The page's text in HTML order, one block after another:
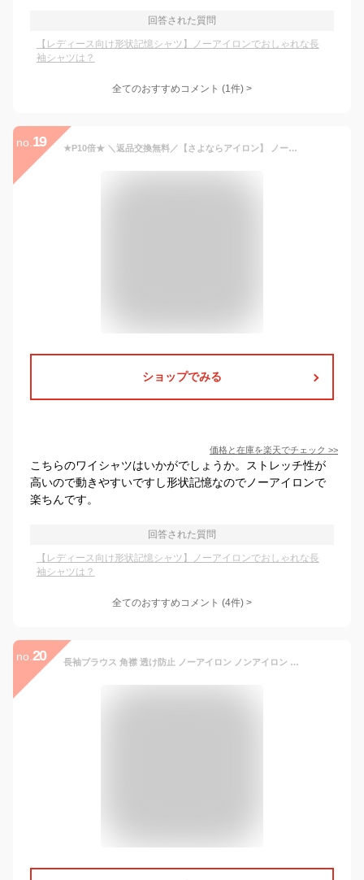
回答された質問
【レディース向け形状記憶シャツ】ノーアイロンでおしゃれな長
袖シャツは？
全てのおすすめコメント (1件) >
no. 19 ★P10倍★ ＼返品交換無料／【さよならアイロン】 ノーアイロン 白シャツ レディース ビジネス ストレッチ ニットシャツ 長袖 形態安定 形状記憶 ノンアイロン アイロン不要 ストライプ スーツ ホワイト 青 ブルー おしゃれ シワにならない ブラウス かわいい [M便 1/1]
ショップでみる
価格と在庫を楽天でチェック >>
こちらのワイシャツはいかがでしょうか。ストレッチ性が
高いので動きやすいですし形状記憶なのでノーアイロンで
楽ちんです。
回答された質問
【レディース向け形状記憶シャツ】ノーアイロンでおしゃれな長
袖シャツは？
全てのおすすめコメント (4件) >
no. 20 長袖ブラウス 角襟 透け防止 ノーアイロン ノンアイロン 吸水速乾 UVカット ストレッチ レディース 制服 ノーマル ワイシャツ シャツ 女性 綺麗 白 ホワイト 就活 キャリアウーマン オフィス レギュラーカラー 新生活 スケ防止 yシャツ 【review】 2501ft